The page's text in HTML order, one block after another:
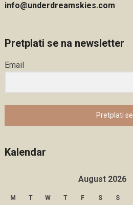
info@underdreamskies.com
Pretplati se na newsletter
Email
Pretplati se
Kalendar
August 2026
M T W T F S S